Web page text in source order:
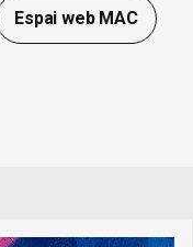
Espai web MAC